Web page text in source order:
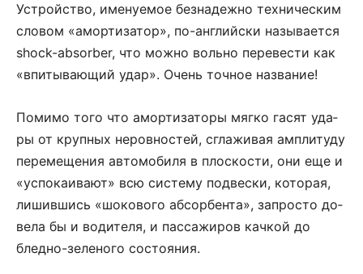
Ус­т­рой­ст­во, име­ну­е­мое без­на­деж­но тех­ни­че­с­ким
сло­вом «амор­ти­за­тор», по-ан­г­лий­ски на­зы­ва­ет­ся
shock-absorber, что мож­но воль­но пе­ре­ве­с­ти как
«впи­ты­ва­ю­щий удар». Очень точ­ное на­зва­ние!
По­ми­мо то­го что амор­ти­за­то­ры мяг­ко га­сят уда­
ры от круп­ных не­ров­но­с­тей, сгла­жи­вая амп­ли­ту­ду
пе­ре­ме­ще­ния ав­то­мо­би­ля в пло­с­ко­сти, они еще и
«ус­по­ка­и­ва­ют» всю систему под­ве­с­ки, ко­то­рая,
ли­шив­шись «шо­ко­во­го аб­сор­бен­та», за­про­с­то до­
ве­ла бы и во­ди­те­ля, и пас­са­жи­ров кач­кой до
блед­но-зе­ле­но­го со­сто­я­ния.